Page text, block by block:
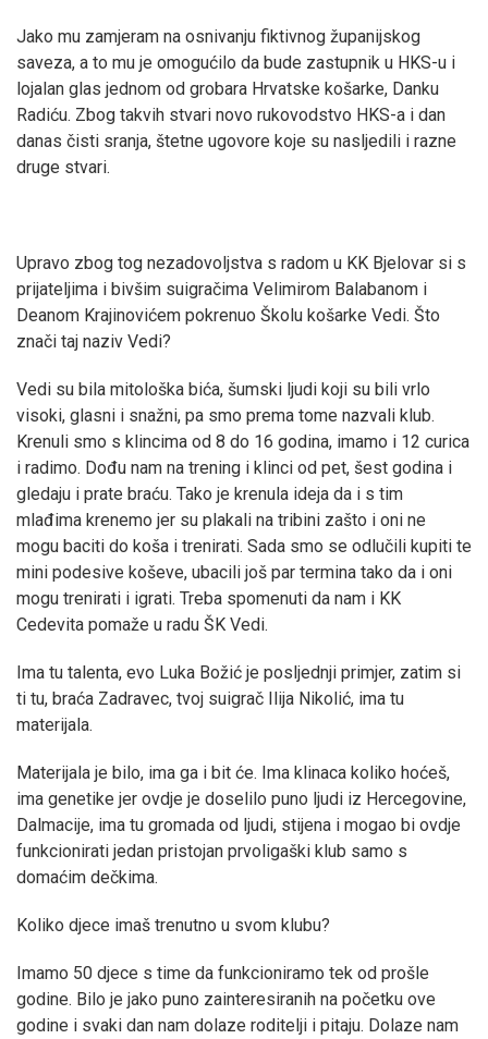
Jako mu zamjeram na osnivanju fiktivnog županijskog
saveza, a to mu je omogućilo da bude zastupnik u HKS-u i
lojalan glas jednom od grobara Hrvatske košarke, Danku
Radiću. Zbog takvih stvari novo rukovodstvo HKS-a i dan
danas čisti sranja, štetne ugovore koje su nasljedili i razne
druge stvari.
Upravo zbog tog nezadovoljstva s radom u KK Bjelovar si s
prijateljima i bivšim suigračima Velimirom Balabanom i
Deanom Krajinovićem pokrenuo Školu košarke Vedi. Što
znači taj naziv Vedi?
Vedi su bila mitološka bića, šumski ljudi koji su bili vrlo
visoki, glasni i snažni, pa smo prema tome nazvali klub.
Krenuli smo s klincima od 8 do 16 godina, imamo i 12 curica
i radimo. Dođu nam na trening i klinci od pet, šest godina i
gledaju i prate braću. Tako je krenula ideja da i s tim
mlađima krenemo jer su plakali na tribini zašto i oni ne
mogu baciti do koša i trenirati. Sada smo se odlučili kupiti te
mini podesive koševe, ubacili još par termina tako da i oni
mogu trenirati i igrati. Treba spomenuti da nam i KK
Cedevita pomaže u radu ŠK Vedi.
Ima tu talenta, evo Luka Božić je posljednji primjer, zatim si
ti tu, braća Zadravec, tvoj suigrač Ilija Nikolić, ima tu
materijala.
Materijala je bilo, ima ga i bit će. Ima klinaca koliko hoćeš,
ima genetike jer ovdje je doselilo puno ljudi iz Hercegovine,
Dalmacije, ima tu gromada od ljudi, stijena i mogao bi ovdje
funkcionirati jedan pristojan prvoligaški klub samo s
domaćim dečkima.
Koliko djece imaš trenutno u svom klubu?
Imamo 50 djece s time da funkcioniramo tek od prošle
godine. Bilo je jako puno zainteresiranih na početku ove
godine i svaki dan nam dolaze roditelji i pitaju. Dolaze nam